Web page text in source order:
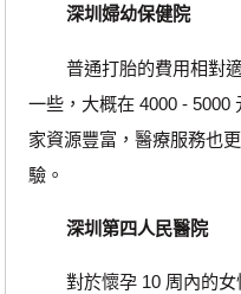
深圳婦幼保健院
普通打胎的費用相對適
一些，大概在 4000 - 5000
家資源豐富，醫療服務也
驗。
深圳第四人民醫院
對於懷孕 10 周內的女